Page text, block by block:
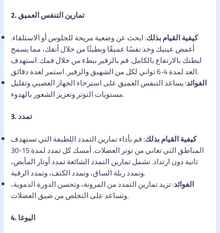
2. تمارين التنفس العميق
كيفية القيام بذلك: ابحث عن وضعية مريحة للجلوس أو الاستلقاء.
أغمض عينيك وخذ نفسًا عميقًا وبطيئًا من خلال أنفك، مما يسمح
لبطنك بالارتفاع بالكامل. قم بالزفير ببطء من خلال فمك. استهدف
العد لمدة 4-6 ثواني لكل من الشهيق والزفير. استمر لعدة دقائق.
الفوائد: يساعد التنفس العميق على استرخاء الجهاز العصبي وتقليل
مستويات التوتر وتعزيز الشعور بالهدوء.
3. تمدد
كيفية القيام بذلك: قم بأداء تمارين التمدد اللطيفة التي تستهدف
المناطق التي تعاني من توتر العضلات. أمسك كل تمدد لمدة 15-30
ثانية دون ارتداد. تشمل تمارين التمدد الشائعة تمدد أوتار المأبض،
وتمدد ربلة الساق، وتمدد الكتف، وتمدد الرقبة.
الفوائد: تزيد تمارين التمدد من المرونة، وتحسن الدورة الدموية،
وتساعد على التخلص من ضيق العضلات.
4. اليوغا